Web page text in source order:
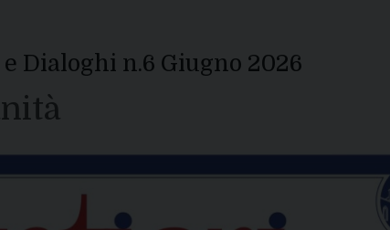
Dialoghi n.6 Giugno 2026